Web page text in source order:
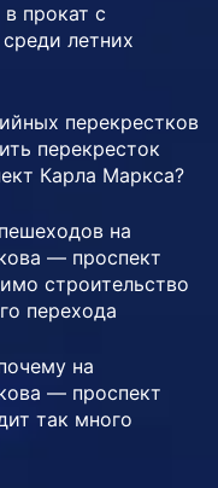
прокат с
летних
перекрестков
перекресток
Карла Маркса?
на
— проспект
строительство
перехода
на
— проспект
так много